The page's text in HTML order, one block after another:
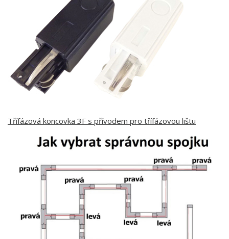
Třífázová koncovka 3F s přívodem pro třífázovou lištu